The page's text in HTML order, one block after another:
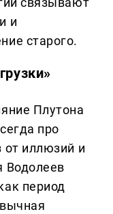
и
старого.
Плутона
про
от иллюзий и
Водолеев
период